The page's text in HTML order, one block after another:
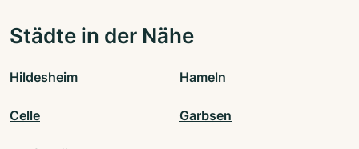
Städte in der Nähe
Hildesheim Hameln
Celle Garbsen